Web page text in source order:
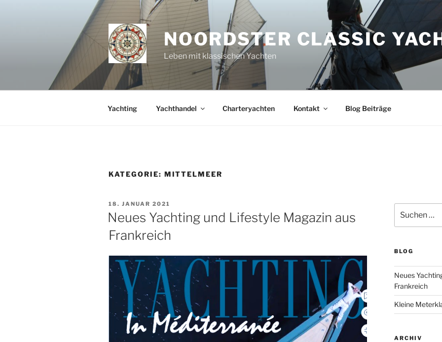
NOORDSTER CLASSIC
Leben mit klassischen Yachten
Yachting Yachthandel Charteryachten Kontakt Blog Beiträge
KATEGORIE: MITTELMEER
VERÖFFENTLICHT
AM
18. JANUAR 2021
Neues Yachting und Lifestyle Magazin aus
Frankreich
nach:
BLOG
Neues
Frankreich
Kleine
ARCHIV